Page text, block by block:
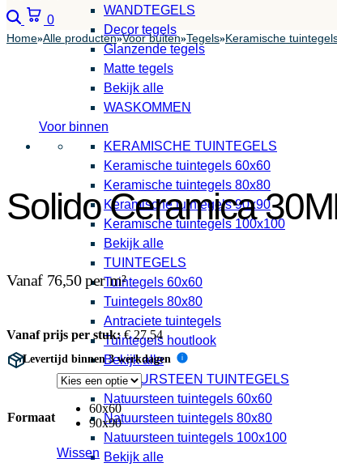
WANDTEGELS
Decor tegels
Glanzende tegels
Matte tegels
Bekijk alle
WASKOMMEN
Voor binnen
KERAMISCHE TUINTEGELS
Keramische tuintegels 60x60
Keramische tuintegels 80x80
Keramische tuintegels 90x90
Keramische tuintegels 100x100
Bekijk alle
TUINTEGELS
Tuintegels 60x60
Tuintegels 80x80
Antraciete tuintegels
Tuintegels houtlook
Bekijk alle
NATUURSTEEN TUINTEGELS
Natuursteen tuintegels 60x60
Natuursteen tuintegels 80x80
Natuursteen tuintegels 100x100
Bekijk alle
Zoeken
0 Winkelwagen
Home»Alle producten»Voor buiten»Tegels»Keramische
Solido Ceramica
Vanaf 76,50 per m²
Vanaf prijs per stuk: €27,54
Levertijd binnen 3 werkdagen i
Formaat
60x60
90x90
Wissen